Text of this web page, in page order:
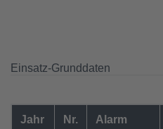
Einsatz-Grunddaten
Jahr Nr. Alarm